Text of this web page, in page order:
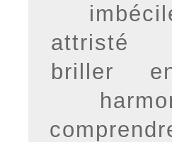
attristé
briller